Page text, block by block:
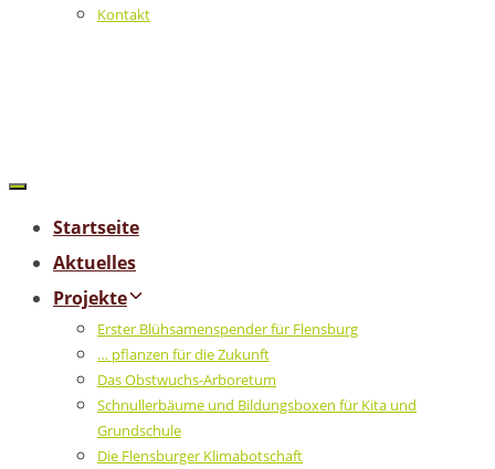
Kontakt
Startseite
Aktuelles
Projekte
Erster Blühsamenspender für Flensburg
… pflanzen für die Zukunft
Das Obstwuchs-Arboretum
Schnullerbäume und Bildungsboxen für Kita und
Grundschule
Die Flensburger Klimabotschaft